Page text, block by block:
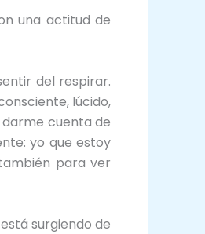
una actitud de
del respirar.
lúcido,
cuenta de
yo que estoy
para ver
surgiendo de